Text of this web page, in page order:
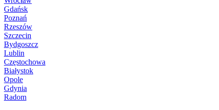
Gdańsk
Poznań
Rzeszów
Szczecin
Bydgoszcz
Lublin
Częstochowa
Białystok
Opole
Gdynia
Radom